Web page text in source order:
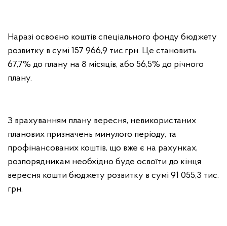
Наразі освоєно коштів спеціального фонду бюджету
розвитку в сумі 157 966,9 тис.грн. Це становить
67,7% до плану на 8 місяців, або 56,5% до річного
плану.
З врахуванням плану вересня, невикористаних
планових призначень минулого періоду, та
профінансованих коштів, що вже є на рахунках,
розпорядникам необхідно буде освоїти до кінця
вересня кошти бюджету розвитку в сумі 91 055,3 тис.
грн.